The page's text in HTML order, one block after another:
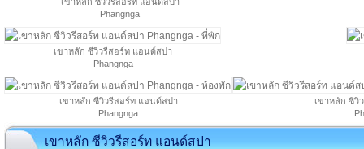
Phangnga
เขาหลัก ซีวิวรีสอร์ท แอนด์สปา
Phangnga
เขาหลัก ซีวิวรีสอร์ท แอนด์สปา
Phangnga
เขาหลัก ซีวิ
เขาหลัก ซีวิวรีสอร์ท แอนด์สปา